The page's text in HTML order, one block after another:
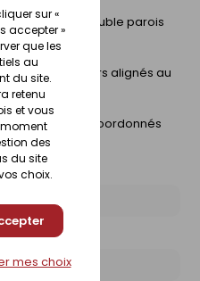
sur «
accepter »
que les
au
du site.
retenu
et vous
des
du site
choix.
mes choix
double parois
noirs alignés au
sont coordonnés